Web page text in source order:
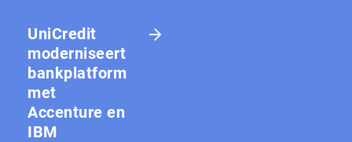
UniCredit
moderniseert
bankplatform
met
Accenture en
IBM